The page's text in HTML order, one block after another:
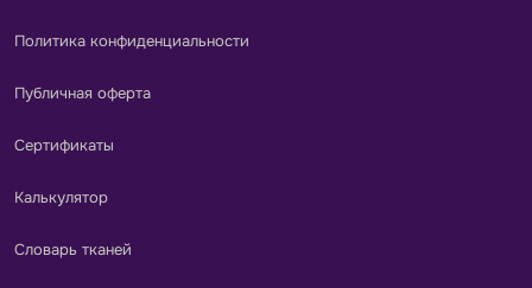
Политика конфиденциальности
Публичная оферта
Сертификаты
Калькулятор
Словарь тканей